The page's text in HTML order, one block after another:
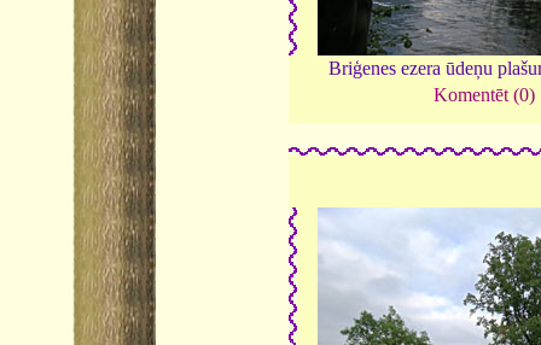
Briģenes ezera ūdeņu
Komentēt (0)